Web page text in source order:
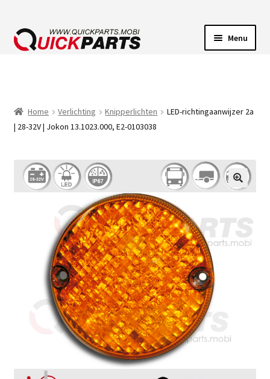
Menu
CLAXONS
ELEKTRISCHE CONNECTOREN
Home Verlichting Knipperlichten
LED-richtingaanwijzer 2a
| 28-32V | Jokon 13.1023.000, E2-0103038